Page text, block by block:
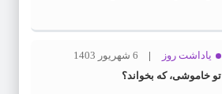
یاداشت روز
6 شهریور 1403
تو خاموشی، که بخواند؟